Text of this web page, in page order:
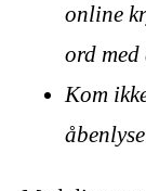
online
ord
Kom